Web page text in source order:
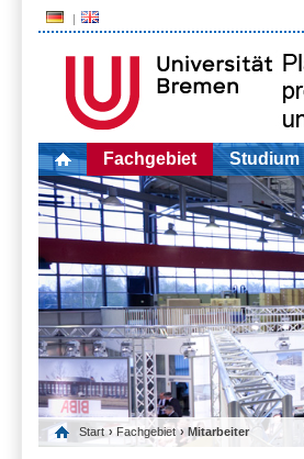
Fachgebiet Studium
Start › Fachgebiet › Mitarbeiter